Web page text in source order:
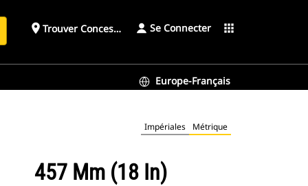
place Trouver ConcessionnaireSe Connecter apps
Europe-Français
Impériales Métrique
457 Mm (18 In)